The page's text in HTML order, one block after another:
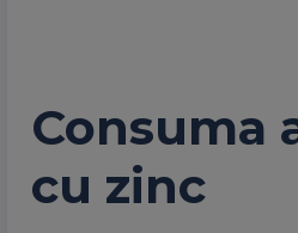
Consuma
cu zinc